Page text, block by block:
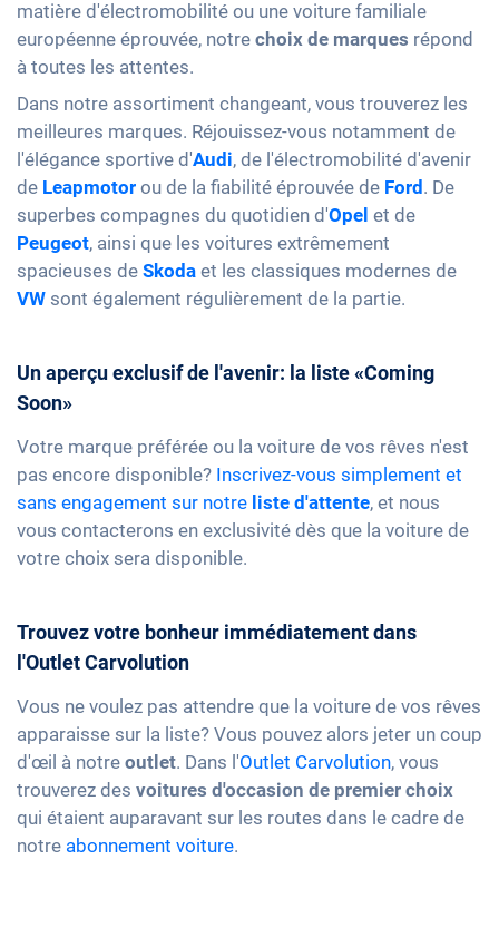
matière d'électromobilité ou une voiture familiale
européenne éprouvée, notre choix de marques répond
à toutes les attentes.
Dans notre assortiment changeant, vous trouverez les
meilleures marques. Réjouissez-vous notamment de
l'élégance sportive d'Audi, de l'électromobilité d'avenir
de Leapmotor ou de la fiabilité éprouvée de Ford. De
superbes compagnes du quotidien d'Opel et de
Peugeot, ainsi que les voitures extrêmement
spacieuses de Skoda et les classiques modernes de
VW sont également régulièrement de la partie.
Un aperçu exclusif de l'avenir: la liste «Coming
Soon»
Votre marque préférée ou la voiture de vos rêves n'est
pas encore disponible? Inscrivez-vous simplement et
sans engagement sur notre liste d'attente, et nous
vous contacterons en exclusivité dès que la voiture de
votre choix sera disponible.
Trouvez votre bonheur immédiatement dans
l'Outlet Carvolution
Vous ne voulez pas attendre que la voiture de vos rêves
apparaisse sur la liste? Vous pouvez alors jeter un coup
d'œil à notre outlet. Dans l'Outlet Carvolution, vous
trouverez des voitures d'occasion de premier choix
qui étaient auparavant sur les routes dans le cadre de
notre abonnement voiture.